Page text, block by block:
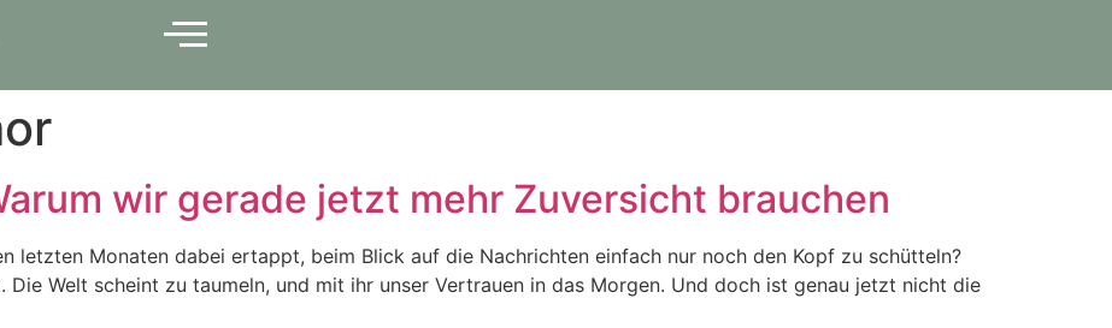
wir gerade jetzt mehr Zuversicht brauchen
letzten Monaten dabei ertappt, beim Blick auf die Nachrichten einfach nur noch den Kopf zu schütteln?
Die Welt scheint zu taumeln, und mit ihr unser Vertrauen in das Morgen. Und doch ist genau jetzt nicht die